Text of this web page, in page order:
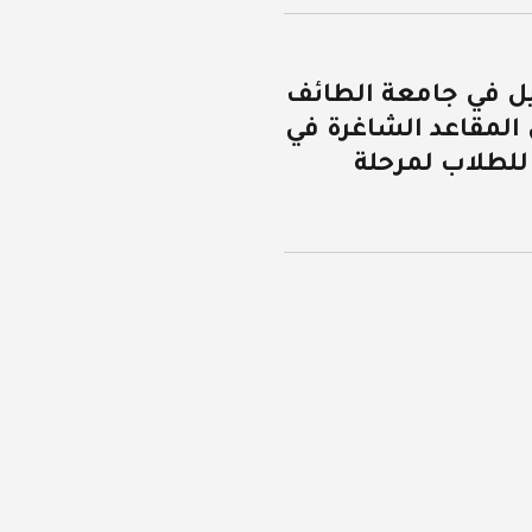
في جامعة الطائف
الشاغرة في
لمرحلة